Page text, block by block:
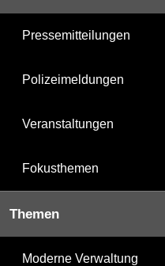
Pressemitteilungen
Polizeimeldungen
Veranstaltungen
Fokusthemen
Themen
Moderne Verwaltung